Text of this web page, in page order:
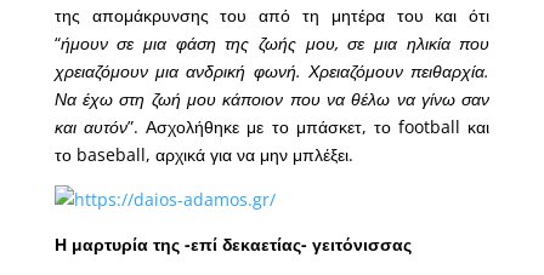
της απομάκρυνσης του από τη μητέρα του και ότι
“ήμουν σε μια φάση της ζωής μου, σε μια ηλικία που
χρειαζόμουν μια ανδρική φωνή. Χρειαζόμουν πειθαρχία.
Να έχω στη ζωή μου κάποιον που να θέλω να γίνω σαν
και αυτόν”. Ασχολήθηκε με το μπάσκετ, το football και
το baseball, αρχικά για να μην μπλέξει.
Η μαρτυρία της -επί δεκαετίας- γειτόνισσας